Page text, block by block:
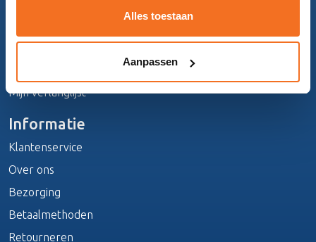
Alles toestaan
Aanpassen
Registreren
Mijn verlanglijst
Informatie
Klantenservice
Over ons
Bezorging
Betaalmethoden
Retourneren